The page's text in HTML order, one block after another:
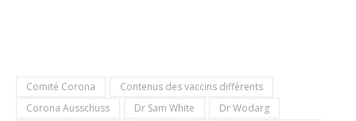
Comité Corona
Contenus des vaccins différents
Corona Ausschuss
Dr Sam White
Dr Wodarg